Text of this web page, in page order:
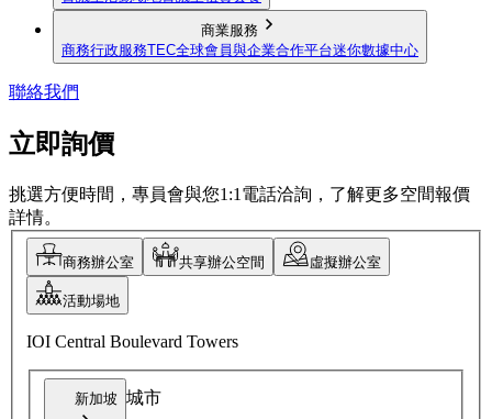
商業服務
商務行政服務TEC全球會員與企業合作平台迷你數據中心
聯絡我們
立即詢價
挑選方便時間，專員會與您1:1電話洽詢，了解更多空間報價
詳情。
商務辦公室 共享辦公空間 虛擬辦公室
活動場地
IOI Central Boulevard Towers
新加坡 城市